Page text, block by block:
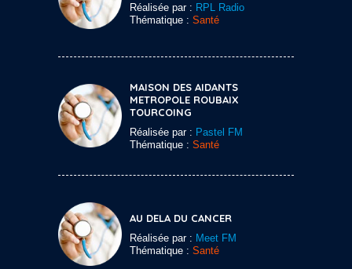
Réalisée par : RPL Radio
Thématique : Santé
MAISON DES AIDANTS
METROPOLE ROUBAIX
TOURCOING
Réalisée par : Pastel FM
Thématique : Santé
AU DELA DU CANCER
Réalisée par : Meet FM
Thématique : Santé